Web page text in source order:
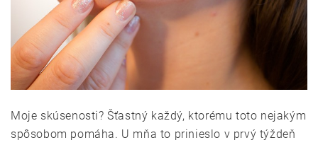
Moje skúsenosti? Šťastný každý, ktorému toto nejakým
spôsobom pomáha. U mňa to prinieslo v prvý týždeň